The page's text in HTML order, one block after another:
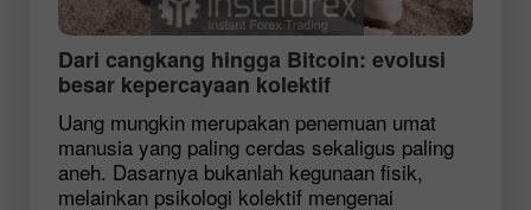
Dari cangkang hingga Bitcoin: evolusi
besar kepercayaan kolektif
Uang mungkin merupakan penemuan umat
manusia yang paling cerdas sekaligus paling
aneh. Dasarnya bukanlah kegunaan fisik,
melainkan psikologi kolektif mengenai